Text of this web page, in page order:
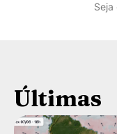
Seja
Últimas